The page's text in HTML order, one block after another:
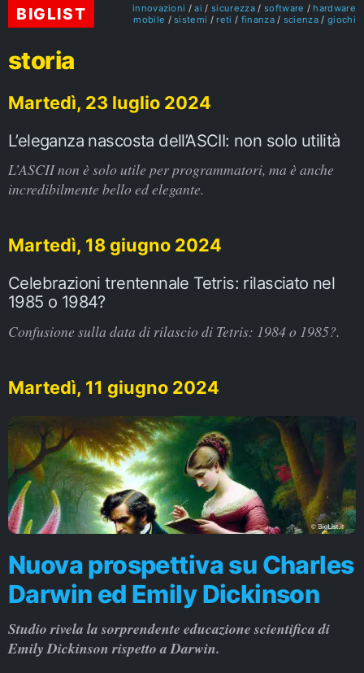
BIGLIST innovazioni ai sicurezza software
hardware
mobile
sistemi reti finanza scienza giochi
storia
Martedì, 23 luglio 2024
L’eleganza nascosta dell’ASCII: non solo utilità
L’ASCII non è solo utile per programmatori, ma è anche
incredibilmente bello ed elegante.
Martedì, 18 giugno 2024
Celebrazioni trentennale Tetris: rilasciato nel
1985 o 1984?
Confusione sulla data di rilascio di Tetris: 1984 o 1985?.
Martedì, 11 giugno 2024
Nuova prospettiva su Charles
Darwin ed Emily Dickinson
Studio rivela la sorprendente educazione scientifica di
Emily Dickinson rispetto a Darwin.